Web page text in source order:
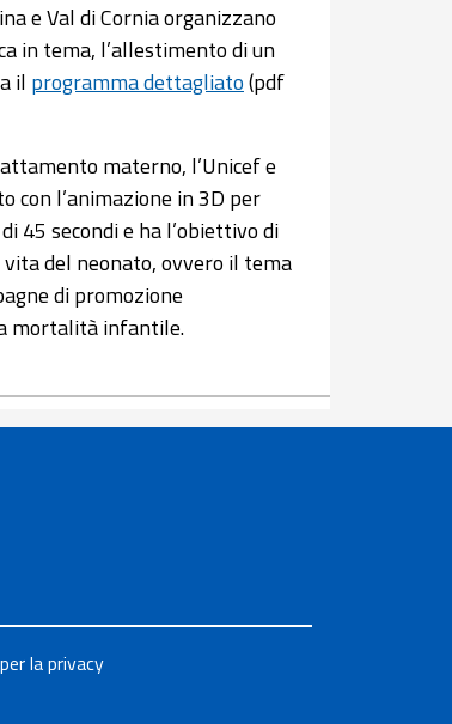
e Val di Cornia organizzano
in tema, l’allestimento di un
il programma dettagliato(pdf
materno, l’Unicef e
con l’animazione in 3D per
45 secondi e ha l’obiettivo di
del neonato, ovvero il tema
di promozione
mortalità infantile.
la privacy